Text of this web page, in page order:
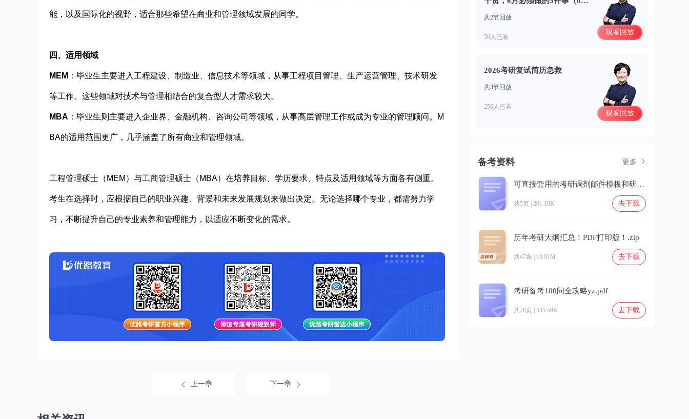
能，以及国际化的视野，适合那些希望在商业和管理领域发展的同学。
四、适用领域
MEM ：毕业生主要进入工程建设、制造业、信息技术等领域，从事工程项目管理、生产运营管理、技术研发
等工作。这些领域对技术与管理相结合的复合型人才需求较大。
MBA ：毕业生则主要进入企业界、金融机构、咨询公司等领域，从事高层管理工作或成为专业的管理顾问。M
BA的适用范围更广，几乎涵盖了所有商业和管理领域。
工程管理硕士（MEM）与工商管理硕士（MBA）在培养目标、学历要求、特点及适用领域等方面各有侧重。
考生在选择时，应根据自己的职业兴趣、背景和未来发展规划来做出决定。无论选择哪个专业，都需努力学
习，不断提升自己的专业素养和管理能力，以适应不断变化的需求。
上一章 下一章
共2节回放
59人已看
观看回放
2026考研复试简历急救
共3节回放
256人已看
观看回放
备考资料 更多
可直接套用的考研调剂邮件模板和研招办沟通话术.pdf
共5页 | 291.10K 去下载
历年考研大纲汇总！PDF打印版！.zip
共47条 | 19.91M 去下载
考研备考100问全攻略yz.pdf
共28页 | 535.59K 去下载